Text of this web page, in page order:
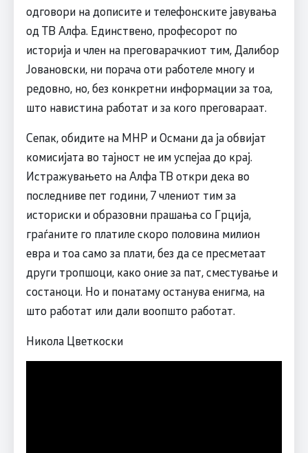
одговори на дописите и телефонските јавувања
од ТВ Алфа. Единствено, професорот по
историја и член на преговарачкиот тим, Далибор
Јовановски, ни порача оти работеле многу и
редовно, но, без конкретни информации за тоа,
што навистина работат и за кого преговараат.
Сепак, обидите на МНР и Османи да ја обвијат
комисијата во тајност не им успејаа до крај.
Истражувањето на Алфа ТВ откри дека во
последниве пет години, 7 члениот тим за
историски и образовни прашања со Грција,
граѓаните го платиле скоро половина милион
евра и тоа само за плати, без да се пресметаат
други тропшоци, како оние за пат, сместување и
состаноци. Но и понатаму останува енигма, на
што работат или дали воопшто работат.
Никола Цветкоски